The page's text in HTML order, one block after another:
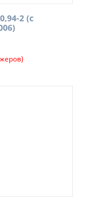
2 (с